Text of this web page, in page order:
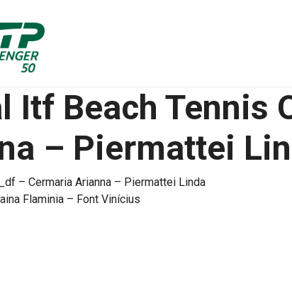
Itf Beach Tennis
– Piermattei
– Cermaria Arianna – Piermattei Linda
Flaminia – Font Vinícius